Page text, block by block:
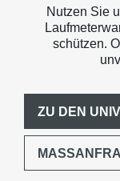
Nutzen Sie
schützen.
ZU DEN